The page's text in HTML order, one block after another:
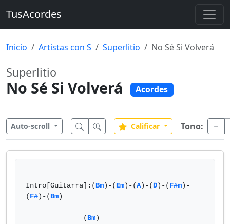
TusAcordes
Inicio Artistas con S Superlitio No Sé Si Volverá
Superlitio
No Sé Si Volverá Acordes
Auto-scroll Calificar Tono:
Intro[Guitarra]:(Bm)-(Em)-(A)-(D)-(F#m)-
(F#)-(Bm)
              (
Bm)